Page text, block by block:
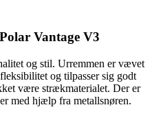
Vantage V3
og stil. Urremmen er vævet
og tilpasser sig godt
være strækmaterialet. Der er
med hjælp fra metallsnøren.